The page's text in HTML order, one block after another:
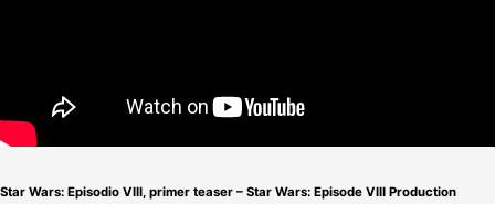
Star Wars: Episodio VIII, primer teaser – Star Wars: Episode VIII Production